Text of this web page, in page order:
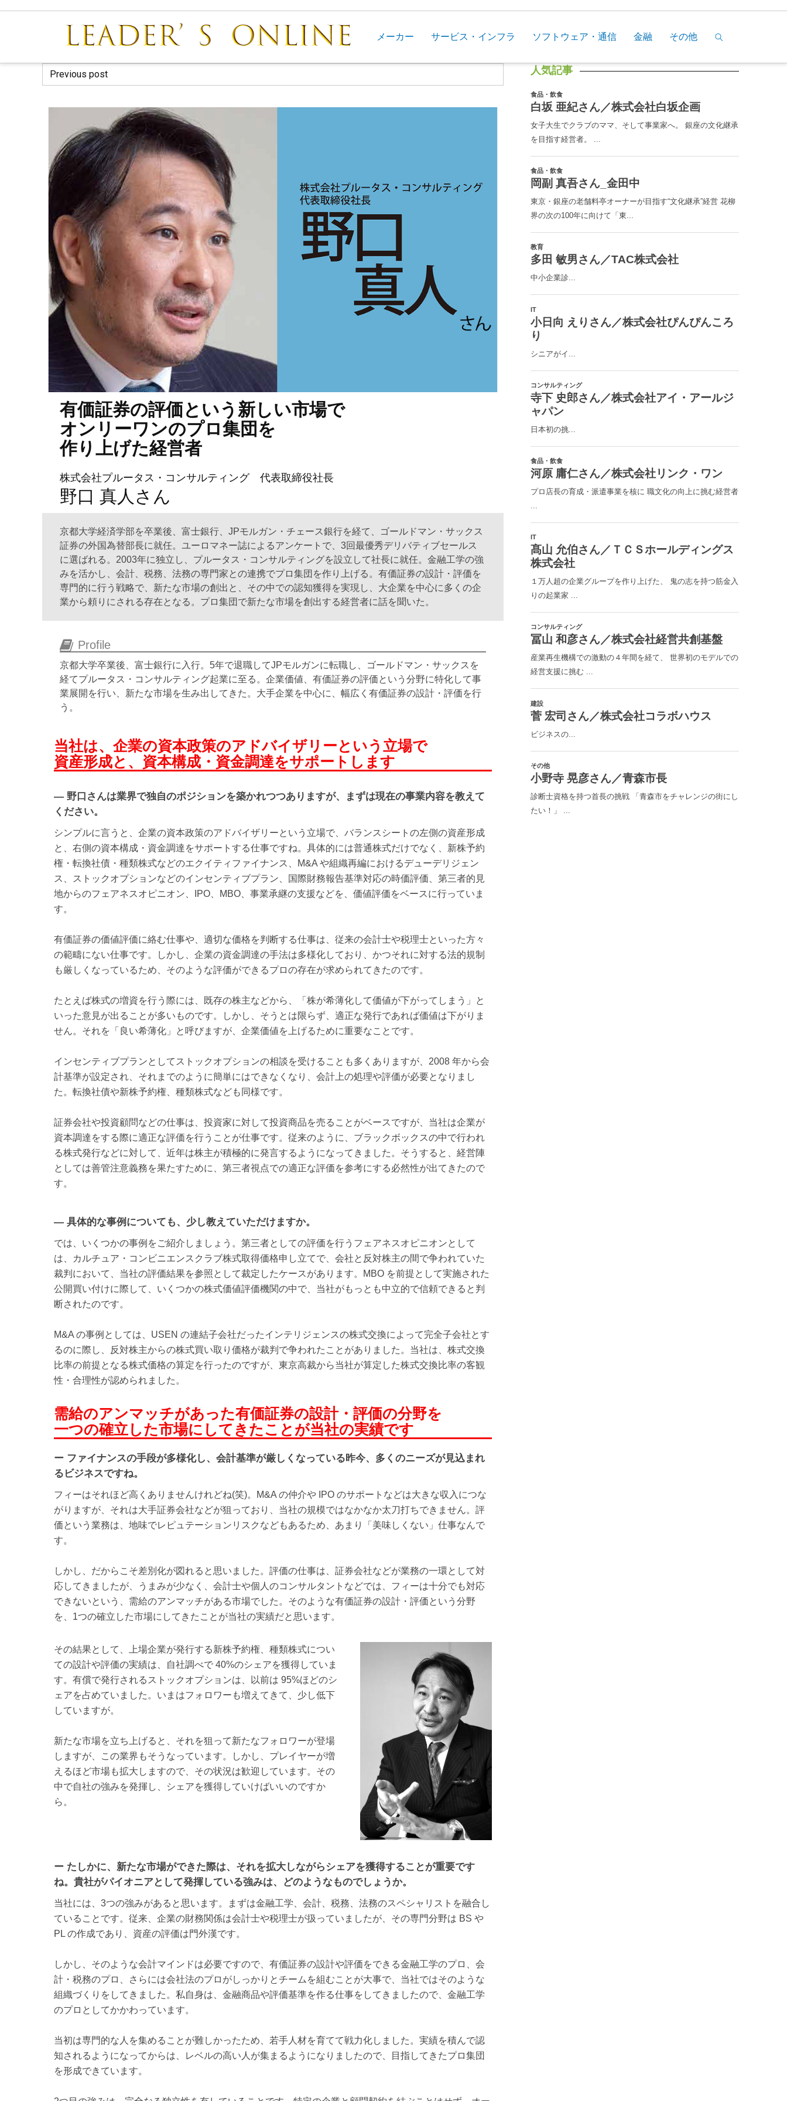
メーカー サービス・インフラ ソフトウェア・通信 金融 その他
Previous post
有価証券の評価という新しい市場で
オンリーワンのプロ集団を
作り上げた経営者
株式会社プルータス・コンサルティング 代表取締役社長
野口 真人さん
京都大学経済学部を卒業後、富士銀行、JPモルガン・チェース銀行を経て、ゴールドマン・サックス
証券の外国為替部長に就任。ユーロマネー誌によるアンケートで、3回最優秀デリバティブセールス
に選ばれる。2003年に独立し、プルータス・コンサルティングを設立して社長に就任。金融工学の強
みを活かし、会計、税務、法務の専門家との連携でプロ集団を作り上げる。有価証券の設計・評価を
専門的に行う戦略で、新たな市場の創出と、その中での認知獲得を実現し、大企業を中心に多くの企
業から頼りにされる存在となる。プロ集団で新たな市場を創出する経営者に話を聞いた。
Profile
京都大学卒業後、富士銀行に入行。5年で退職してJPモルガンに転職し、ゴールドマン・サックスを
経てプルータス・コンサルティング起業に至る。企業価値、有価証券の評価という分野に特化して事
業展開を行い、新たな市場を生み出してきた。大手企業を中心に、幅広く有価証券の設計・評価を行
う。
当社は、企業の資本政策のアドバイザリーという立場で
資産形成と、資本構成・資金調達をサポートします
— 野口さんは業界で独自のポジションを築かれつつありますが、まずは現在の事業内容を教えて
ください。
シンプルに言うと、企業の資本政策のアドバイザリーという立場で、バランスシートの左側の資産形成
と、右側の資本構成・資金調達をサポートする仕事ですね。具体的には普通株式だけでなく、新株予約
権・転換社債・種類株式などのエクイティファイナンス、M&A や組織再編におけるデューデリジェン
ス、ストックオプションなどのインセンティブプラン、国際財務報告基準対応の時価評価、第三者的見
地からのフェアネスオピニオン、IPO、MBO、事業承継の支援などを、価値評価をベースに行っていま
す。
有価証券の価値評価に絡む仕事や、適切な価格を判断する仕事は、従来の会計士や税理士といった方々
の範疇にない仕事です。しかし、企業の資金調達の手法は多様化しており、かつそれに対する法的規制
も厳しくなっているため、そのような評価ができるプロの存在が求められてきたのです。
たとえば株式の増資を行う際には、既存の株主などから、「株が希薄化して価値が下がってしまう」と
いった意見が出ることが多いものです。しかし、そうとは限らず、適正な発行であれば価値は下がりま
せん。それを「良い希薄化」と呼びますが、企業価値を上げるために重要なことです。
インセンティブプランとしてストックオプションの相談を受けることも多くありますが、2008 年から会
計基準が設定され、それまでのように簡単にはできなくなり、会計上の処理や評価が必要となりまし
た。転換社債や新株予約権、種類株式なども同様です。
証券会社や投資顧問などの仕事は、投資家に対して投資商品を売ることがベースですが、当社は企業が
資本調達をする際に適正な評価を行うことが仕事です。従来のように、ブラックボックスの中で行われ
る株式発行などに対して、近年は株主が積極的に発言するようになってきました。そうすると、経営陣
としては善管注意義務を果たすために、第三者視点での適正な評価を参考にする必然性が出てきたので
す。
— 具体的な事例についても、少し教えていただけますか。
では、いくつかの事例をご紹介しましょう。第三者としての評価を行うフェアネスオピニオンとして
は、カルチュア・コンビニエンスクラブ株式取得価格申し立てで、会社と反対株主の間で争われていた
裁判において、当社の評価結果を参照として裁定したケースがあります。MBO を前提として実施された
公開買い付けに際して、いくつかの株式価値評価機関の中で、当社がもっとも中立的で信頼できると判
断されたのです。
M&A の事例としては、USEN の連結子会社だったインテリジェンスの株式交換によって完全子会社とす
るのに際し、反対株主からの株式買い取り価格が裁判で争われたことがありました。当社は、株式交換
比率の前提となる株式価格の算定を行ったのですが、東京高裁から当社が算定した株式交換比率の客観
性・合理性が認められました。
需給のアンマッチがあった有価証券の設計・評価の分野を
一つの確立した市場にしてきたことが当社の実績です
ー ファイナンスの手段が多様化し、会計基準が厳しくなっている昨今、多くのニーズが見込まれ
るビジネスですね。
フィーはそれほど高くありませんけれどね(笑)。M&A の仲介や IPO のサポートなどは大きな収入につな
がりますが、それは大手証券会社などが狙っており、当社の規模ではなかなか太刀打ちできません。評
価という業務は、地味でレピュテーションリスクなどもあるため、あまり「美味しくない」仕事なんで
す。
しかし、だからこそ差別化が図れると思いました。評価の仕事は、証券会社などが業務の一環として対
応してきましたが、うまみが少なく、会計士や個人のコンサルタントなどでは、フィーは十分でも対応
できないという、需給のアンマッチがある市場でした。そのような有価証券の設計・評価という分野
を、1つの確立した市場にしてきたことが当社の実績だと思います。
その結果として、上場企業が発行する新株予約権、種類株式につい
ての設計や評価の実績は、自社調べで 40%のシェアを獲得していま
す。有償で発行されるストックオプションは、以前は 95%ほどのシ
ェアを占めていました。いまはフォロワーも増えてきて、少し低下
していますが。
新たな市場を立ち上げると、それを狙って新たなフォロワーが登場
しますが、この業界もそうなっています。しかし、プレイヤーが増
えるほど市場も拡大しますので、その状況は歓迎しています。その
中で自社の強みを発揮し、シェアを獲得していけばいいのですか
ら。
ー たしかに、新たな市場ができた際は、それを拡大しながらシェアを獲得することが重要です
ね。貴社がパイオニアとして発揮している強みは、どのようなものでしょうか。
当社には、3つの強みがあると思います。まずは金融工学、会計、税務、法務のスペシャリストを融合し
ていることです。従来、企業の財務関係は会計士や税理士が扱っていましたが、その専門分野は BS や
PL の作成であり、資産の評価は門外漢です。
しかし、そのような会計マインドは必要ですので、有価証券の設計や評価をできる金融工学のプロ、会
計・税務のプロ、さらには会社法のプロがしっかりとチームを組むことが大事で、当社ではそのような
組織づくりをしてきました。私自身は、金融商品や評価基準を作る仕事をしてきましたので、金融工学
のプロとしてかかわっています。
当初は専門的な人を集めることが難しかったため、若手人材を育てて戦力化しました。実績を積んで認
知されるようになってからは、レベルの高い人が集まるようになりましたので、目指してきたプロ集団
を形成できています。
人気記事